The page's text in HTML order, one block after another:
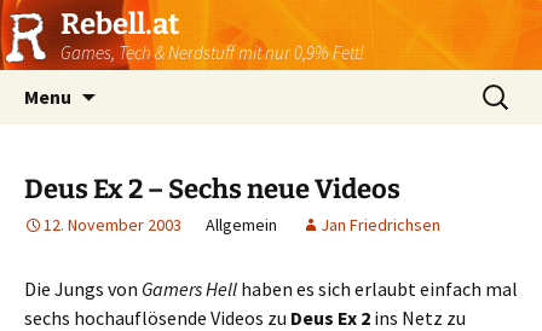
Rebell.at
Games, Tech & Nerdstuff mit nur 0,9% Fett!
Menu
Suchen
nach:
Deus Ex 2 – Sechs neue Videos
12. November 2003 Allgemein Jan Friedrichsen
Die Jungs von Gamers Hell haben es sich erlaubt einfach mal
sechs hochauflösende Videos zu Deus Ex 2 ins Netz zu